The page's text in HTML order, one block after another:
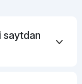
saytdan